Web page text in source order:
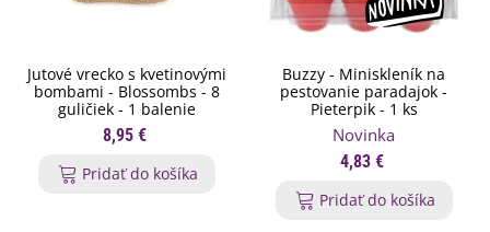
Jutové vrecko s kvetinovými
bombami - Blossombs - 8
guličiek - 1 balenie
8,95 €
Pridať do košíka
Buzzy - Miniskleník na
pestovanie paradajok -
Pieterpik - 1 ks
Novinka
4,83 €
Pridať do košíka